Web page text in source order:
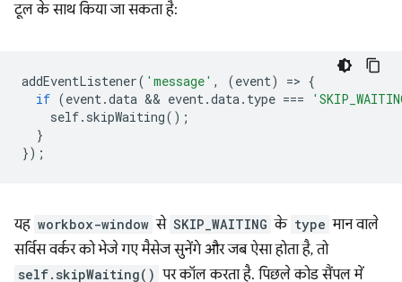
टूल के साथ किया जा सकता है:
addEventListener( 'message' , (event) => {
if (event.data && event.data. type ===
self. skipWaiting();
}
});
यह workbox-window से SKIP_WAITING के type मान वाले
सर्विस वर्कर को भेजे गए मैसेज सुनेंगे और जब ऐसा होता है, तो
self.skipWaiting() पर कॉल करता है. पिछले कोड सैंपल में